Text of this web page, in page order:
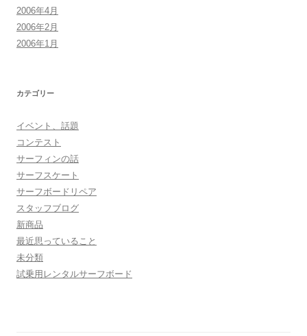
2006年4月
2006年2月
2006年1月
カテゴリー
イベント、話題
コンテスト
サーフィンの話
サーフスケート
サーフボードリペア
スタッフブログ
新商品
最近思っていること
未分類
試乗用レンタルサーフボード